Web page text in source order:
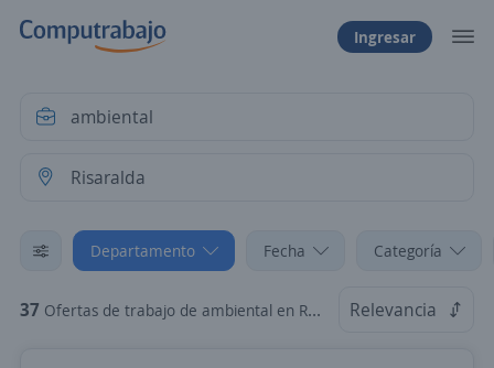
Ingresar
Departamento Fecha Categoría
37 Ofertas de trabajo de ambiental en Risaralda Relevancia